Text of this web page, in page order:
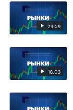
29:59
18:03